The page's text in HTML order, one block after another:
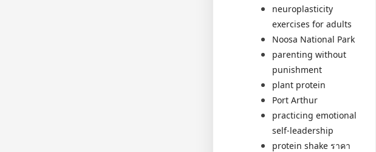
neuroplasticity
exercises for adults
Noosa National Park
parenting without
punishment
plant protein
Port Arthur
practicing emotional
self-leadership
protein shake ราคา